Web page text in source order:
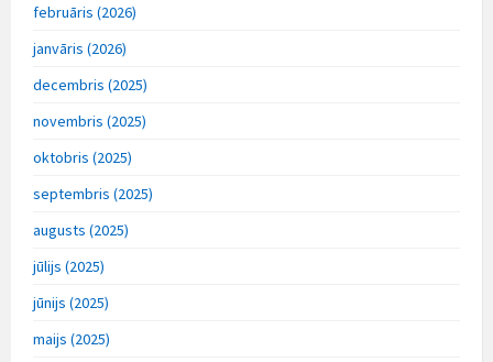
februāris (2026)
janvāris (2026)
decembris (2025)
novembris (2025)
oktobris (2025)
septembris (2025)
augusts (2025)
jūlijs (2025)
jūnijs (2025)
maijs (2025)